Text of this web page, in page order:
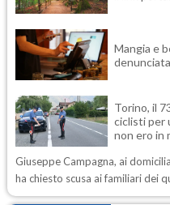
Mangia e
Torino, il
ciclisti per
non ero in
Giuseppe Campagna, ai
ha chiesto scusa ai familiari dei